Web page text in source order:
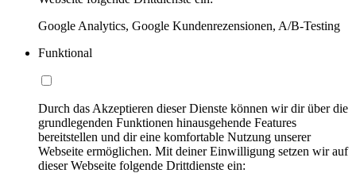
Google Analytics, Google Kundenrezensionen, A/B-Testing
Funktional
Durch das Akzeptieren dieser Dienste können wir dir über die
grundlegenden Funktionen hinausgehende Features
bereitstellen und dir eine komfortable Nutzung unserer
Webseite ermöglichen. Mit deiner Einwilligung setzen wir auf
dieser Webseite folgende Drittdienste ein: